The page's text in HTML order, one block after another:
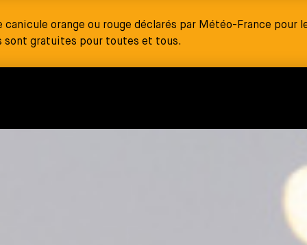
orange ou rouge déclarés par Météo-France pour
sont gratuites pour toutes et tous.